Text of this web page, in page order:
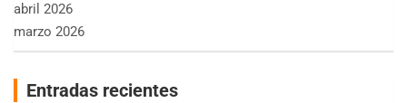
abril 2026
marzo 2026
Entradas recientes